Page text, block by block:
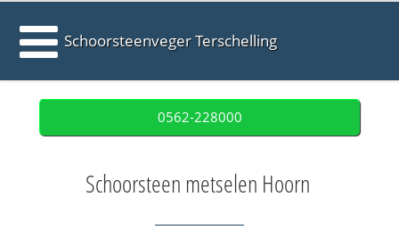
Schoorsteenveger Terschelling
0562-228000
Schoorsteen metselen Hoorn